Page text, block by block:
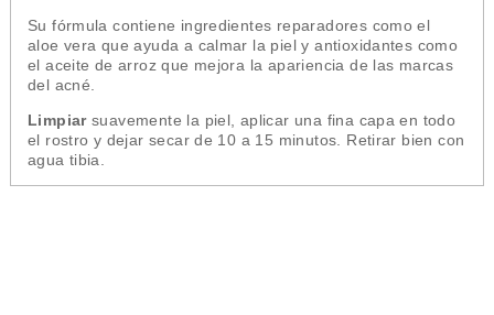
Su fórmula contiene ingredientes reparadores como el
aloe vera queayuda a calmar la piel y antioxidantes como
el aceite de arroz que mejora la apariencia de las marcas
del acné.
Limpiarsuavemente la piel, aplicar una fina capa en todo
el rostro y dejar secar de 10 a 15 minutos. Retirar bien con
agua tibia.